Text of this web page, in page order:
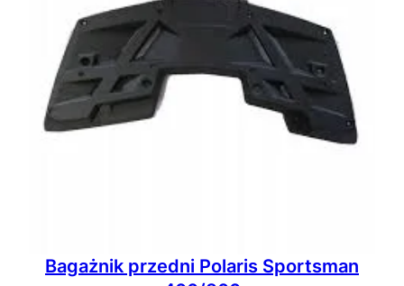
Bagażnik przedni Polaris Sportsman